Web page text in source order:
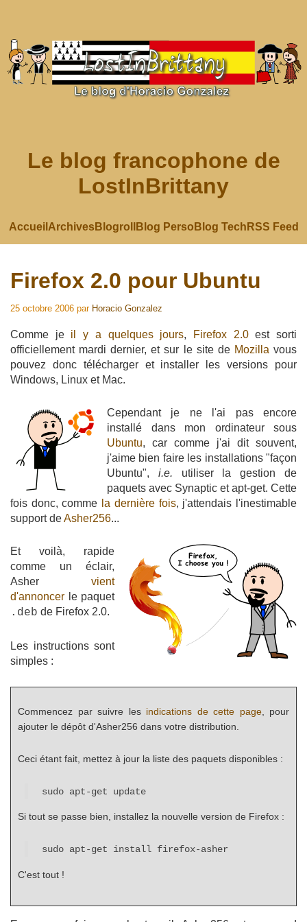
Le blog francophone de
LostInBrittany
Accueil ArchivesBlogroll Blog Perso Blog Tech RSS Feed
Firefox 2.0 pour Ubuntu
25 octobre 2006 par Horacio Gonzalez
Comme je il y a quelques jours, Firefox 2.0est sorti
officiellement mardi dernier, et sur le site de Mozilla vous
pouvez donc télécharger et installer les versions pour
Windows, Linux et Mac.
Cependant je ne l'ai pas encore
installé dans mon ordinateur sous
Ubuntu, car comme j'ai dit souvent,
j'aime bien faire les installations "façon
Ubuntu", i.e. utiliser la gestion de
paquets avec Synaptic et apt-get. Cette
fois donc, comme la dernière fois, j'attendais l'inestimable
support deAsher256...
Et voilà, rapide
comme un éclair,
Asher vient
d'annoncer le paquet
.deb de Firefox 2.0.
Les instructions sont
simples :
Commencez par suivre les indications de cette page, pour
ajouter le dépôt d'Asher256 dans votre distribution.
Ceci étant fait, mettez à jour la liste des paquets disponibles :
sudo apt-get update
Si tout se passe bien, installez la nouvelle version de Firefox :
sudo apt-get install firefox-asher
C'est tout !